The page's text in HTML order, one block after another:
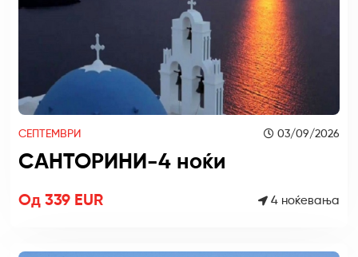
СЕПТЕМВРИ 03/09/2026
САНТОРИНИ-4 ноќи
Од 339 EUR 4 ноќевања